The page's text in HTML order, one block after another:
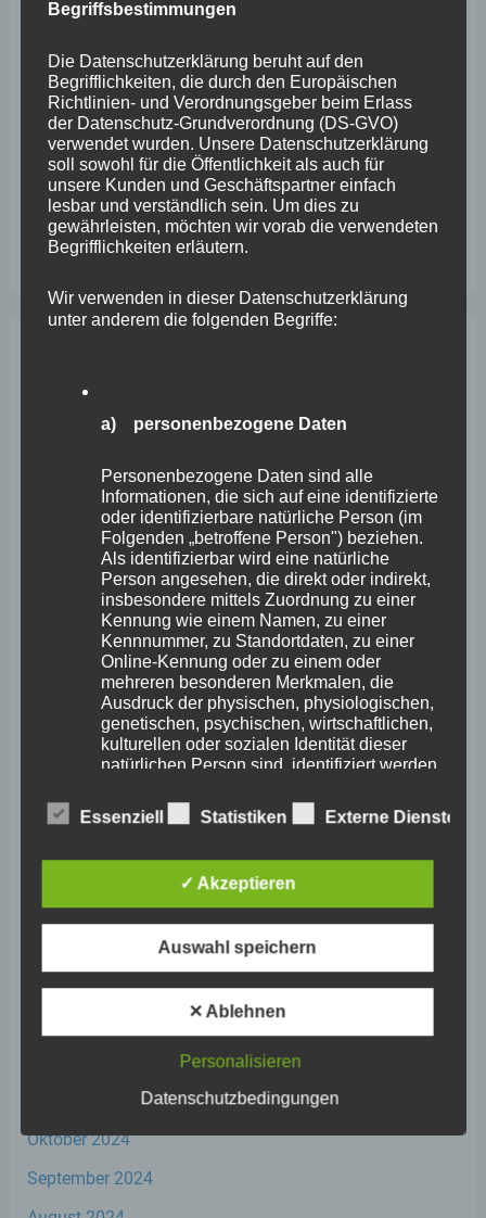
Wefelscheid lehnt Verfassungsänderung ab
VfL Kesselheim e.V. bittet Stadt um Unterstützung bei
Sanierung des Sportplatzes
Engstelle in Aachener Straße – Wefelscheid: „Rübenach
erstickt im Verkehr“
Wefelscheid besichtigt Fort Konstantin
Wefelscheid bei 3-jährigem Jubiläum von Particura
April 2026
März 2026
Februar 2026
Januar 2026
Dezember 2025
November 2025
Oktober 2025
September 2025
August 2025
Juni 2025
Mai 2025
April 2025
November 2024
Oktober 2024
September 2024
Begriffsbestimmungen
Die Datenschutzerklärung beruht auf den
Begrifflichkeiten, die durch den Europäischen
Richtlinien- und Verordnungsgeber beim Erlass
der Datenschutz-Grundverordnung (DS-GVO)
verwendet wurden. Unsere Datenschutzerklärung
soll sowohl für die Öffentlichkeit als auch für
unsere Kunden und Geschäftspartner einfach
lesbar und verständlich sein. Um dies zu
gewährleisten, möchten wir vorab die verwendeten
Begrifflichkeiten erläutern.
Wir verwenden in dieser Datenschutzerklärung
unter anderem die folgenden Begriffe:
a) personenbezogene Daten
Personenbezogene Daten sind alle
Informationen, die sich auf eine identifizierte
oder identifizierbare natürliche Person (im
Folgenden „betroffene Person") beziehen.
Als identifizierbar wird eine natürliche
Person angesehen, die direkt oder indirekt,
insbesondere mittels Zuordnung zu einer
Kennung wie einem Namen, zu einer
Kennnummer, zu Standortdaten, zu einer
Online-Kennung oder zu einem oder
mehreren besonderen Merkmalen, die
Ausdruck der physischen, physiologischen,
genetischen, psychischen, wirtschaftlichen,
kulturellen oder sozialen Identität dieser
natürlichen Person sind, identifiziert werden
b) betroffene Person
Betroffene Person ist jede identifizierte oder
identifizierbare natürliche Person, deren
personenbezogene Daten von dem für die
Verarbeitung Verantwortlichen verarbeitet
werden.
c) Verarbeitung
automatisierter Verfahren ausgeführte
Zusammenhang mit personenbezogenen
Essenziell Statistiken Externe Dienste
✓ Akzeptieren
Auswahl speichern
✕ Ablehnen
Personalisieren
Datenschutzbedingungen